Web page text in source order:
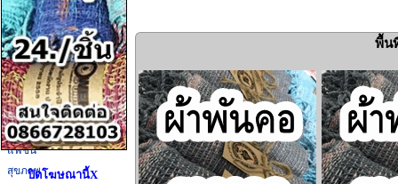
อุปกรณ์สื่อสาร
กล้องถ่ายรูป
Game,Entertain
ดนตรี,กีฬา,สัตว์เลี้ยง
การศึกษา,หนังสือ
เครื่องมือเครื่องใช้
ที่กิน,ที่เที่ยว
แฟชั่น
สุขภาพ
พื้น
ปิดโฆษณานี้X